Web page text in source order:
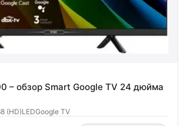
– обзор Smart Google TV 24 дюйма
(HD)LEDGoogle TV